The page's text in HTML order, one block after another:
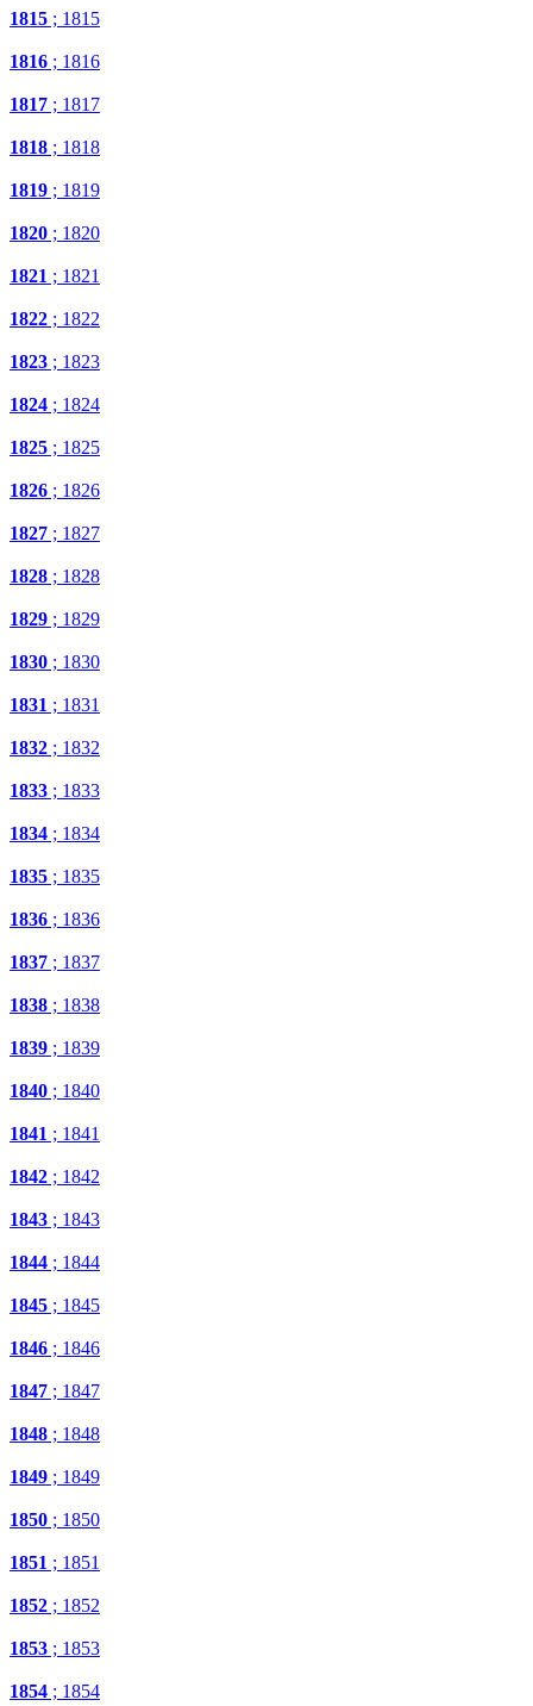
1815 ; 1815
1816 ; 1816
1817 ; 1817
1818 ; 1818
1819 ; 1819
1820 ; 1820
1821 ; 1821
1822 ; 1822
1823 ; 1823
1824 ; 1824
1825 ; 1825
1826 ; 1826
1827 ; 1827
1828 ; 1828
1829 ; 1829
1830 ; 1830
1831 ; 1831
1832 ; 1832
1833 ; 1833
1834 ; 1834
1835 ; 1835
1836 ; 1836
1837 ; 1837
1838 ; 1838
1839 ; 1839
1840 ; 1840
1841 ; 1841
1842 ; 1842
1843 ; 1843
1844 ; 1844
1845 ; 1845
1846 ; 1846
1847 ; 1847
1848 ; 1848
1849 ; 1849
1850 ; 1850
1851 ; 1851
1852 ; 1852
1853 ; 1853
1854 ; 1854